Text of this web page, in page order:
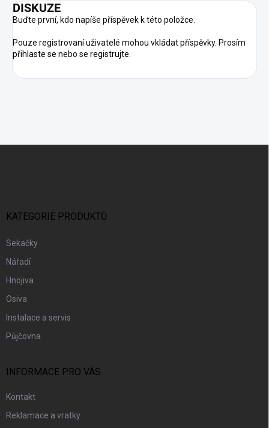
DISKUZE
Buďte první, kdo napíše příspěvek k této položce.
Pouze registrovaní uživatelé mohou vkládat příspěvky. Prosím
přihlaste se nebo se registrujte
KATEGORIE PRODUKTŮ
Sekačky
Nářadí
Hnojiva
Osiva
Instalace a servis
Půjčovna
INFORMACE PRO VÁS
Kontakt
Reklamace a vratky